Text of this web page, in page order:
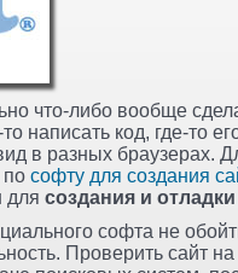
что-либо вообще
написать код, где-то
в разных браузерах.
по софту для создания
для создания и
софта не
Проверить сайт на